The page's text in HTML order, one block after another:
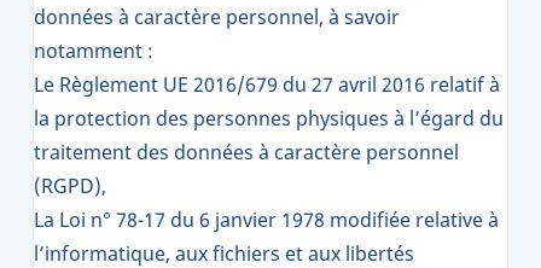
données à caractère personnel, à savoir
notamment :
Le Règlement UE 2016/679 du 27 avril 2016 relatif à
la protection des personnes physiques à l’égard du
traitement des données à caractère personnel
(RGPD),
La Loi n° 78-17 du 6 janvier 1978 modifiée relative à
l’informatique, aux fichiers et aux libertés